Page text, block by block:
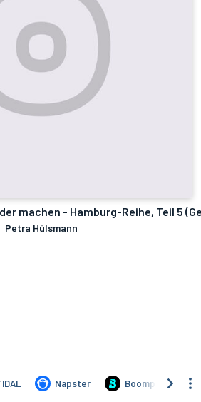
machen - Hamburg-Reihe, Teil 5
Petra Hülsmann
Napster Boomplay